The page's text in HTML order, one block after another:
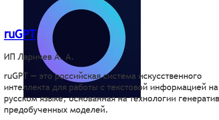
ruGPT
ИП Ларичев А. А.
ruGPT — это российская система искусственного
интеллекта для работы с текстовой информацией на
русском языке, основанная на технологии
предобученных моделей.